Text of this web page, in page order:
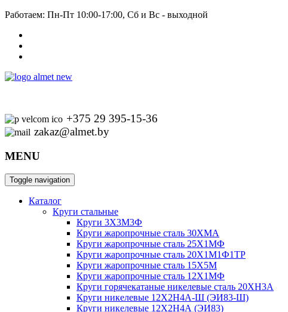
Работаем: Пн-Пт 10:00-17:00, Сб и Вс - выходной
+375 29 395-15-36
zakaz@almet.by
MENU
Toggle navigation
Каталог
Круги стальные
Круги 3Х3М3Ф
Круги жаропрочные сталь 30ХМА
Круги жаропрочные сталь 25Х1МФ
Круги жаропрочные сталь 20Х1М1Ф1ТР
Круги жаропрочные сталь 15Х5М
Круги жаропрочные сталь 12Х1МФ
Круги горячекатаные никелевые сталь 20ХН3А
Круги никелевые 12Х2Н4А-Ш (ЭИ83-Ш)
Круги никелевые 12Х2Н4А (ЭИ83)